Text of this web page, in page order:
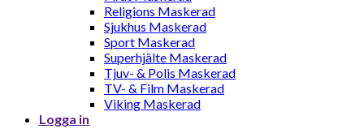
Religions Maskerad
Sjukhus Maskerad
Sport Maskerad
Superhjälte Maskerad
Tjuv- & Polis Maskerad
TV- & Film Maskerad
Viking Maskerad
Logga in